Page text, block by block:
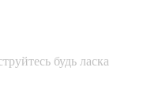
будь ласка